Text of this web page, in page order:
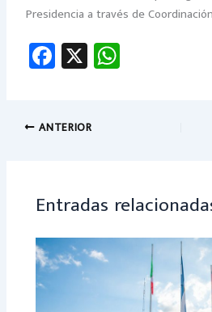
Presidencia a través de
Fa
ce
o
X
ANTERIOR
Entradas